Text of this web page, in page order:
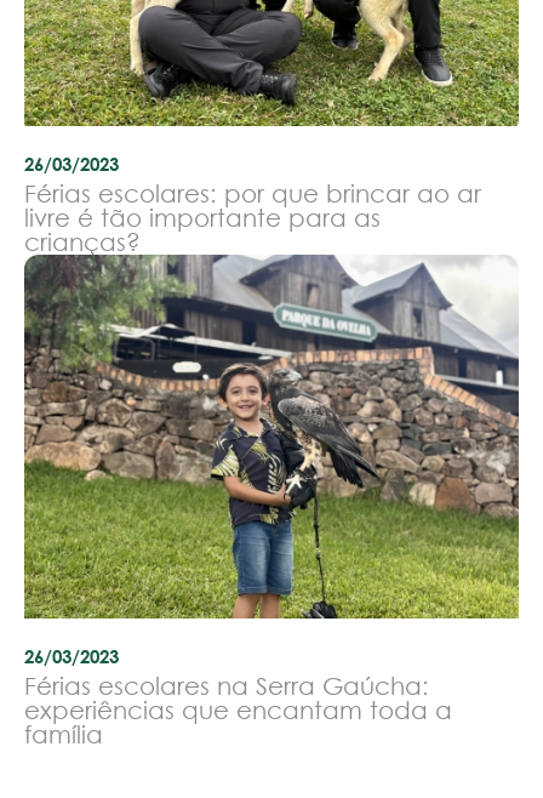
26/03/2023
Férias escolares: por que brincar ao ar
livre é tão importante para as
crianças?
26/03/2023
Férias escolares na Serra Gaúcha:
experiências que encantam toda a
família